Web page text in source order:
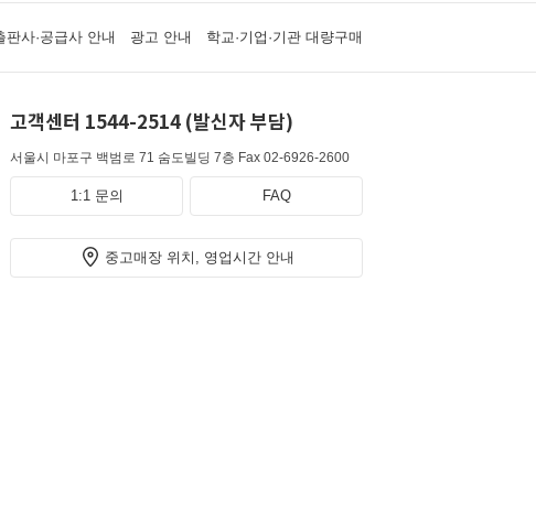
판사·공급사 안내 광고 안내 학교·기업·기관 대량구매
고객센터 1544-2514 (발신자 부담)
서울시 마포구 백범로 71 숨도빌딩 7층 Fax 02-6926-2600
1:1 문의 FAQ
중고매장 위치, 영업시간 안내